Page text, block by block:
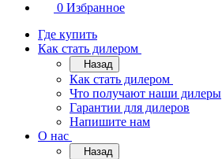
0 Избранное
Где купить
Как стать дилером
Назад
Как стать дилером
Что получают наши дилеры
Гарантии для дилеров
Напишите нам
О нас
Назад